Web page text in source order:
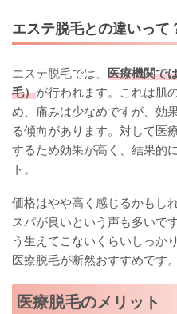
エステ脱毛との違いって
エステ脱毛では、 医療機関で
毛）が行われます。これは肌
め、痛みは少なめですが、効
る傾向があります。対して医
するため効果が高く、結果的
ト。
価格はやや高く感じるかもし
スパが良いという声も多いで
う生えてこないくらいしっか
医療脱毛が断然おすすめです。
医療脱毛のメリット